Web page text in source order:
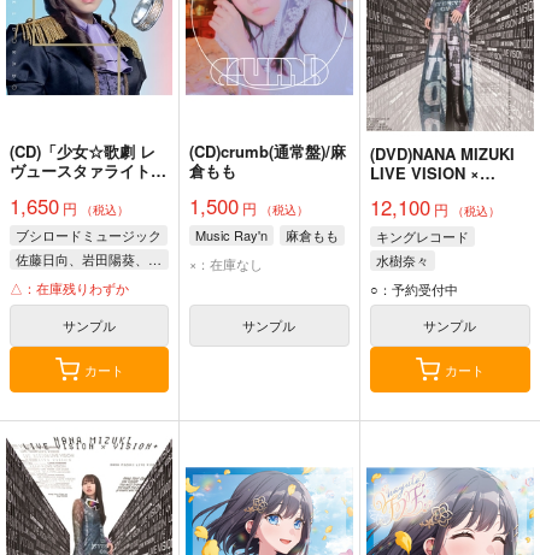
(CD)「少女☆歌劇 レ
ヴュースタァライト -
なるエルドラド」テー
マソングCD「Gilded
Dreams」(Sal ver.)
1,650 円 （税込）
ブシロードミュージック
佐藤日向、岩田陽葵、小山百代、生田輝、相羽あいな、小泉萌香、伊藤彩沙、富田麻帆
△：在庫残りわずか
サンプル
カート
(CD)crumb(通常盤)/麻
倉もも
1,500 円 （税込）
Music Ray'n
麻倉もも
×：在庫なし
サンプル
(DVD)NANA MIZUKI
LIVE VISION ×
12,100円 （税込）
キングレコード
水樹奈々
○：予約受付中
サンプル
カート